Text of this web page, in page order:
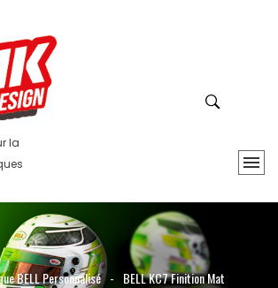
la
BELL Personnalisé - BELL KC7 Finition Mat